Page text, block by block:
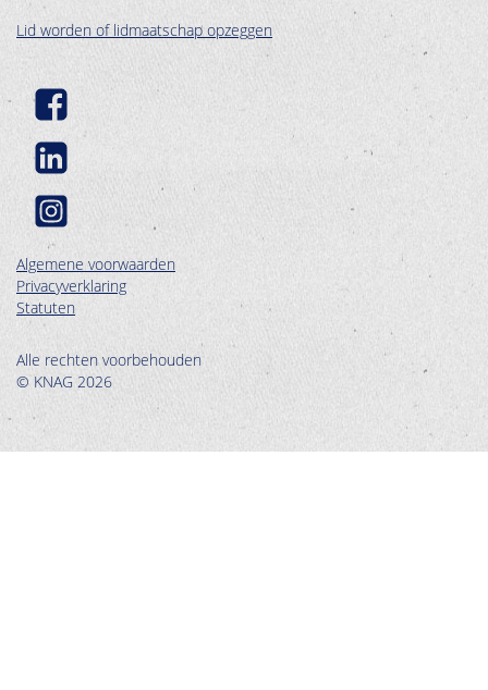
Lid worden of lidmaatschap opzeggen
Algemene voorwaarden
Privacyverklaring
Statuten
Alle rechten voorbehouden
© KNAG 2026